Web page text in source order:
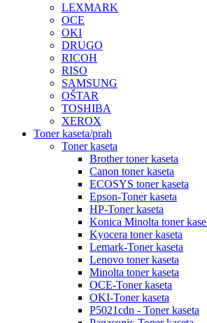
LEXMARK
OCE
OKI
DRUGO
RICOH
RISO
SAMSUNG
OŠTAR
TOSHIBA
XEROX
Toner kaseta/prah
Toner kaseta
Brother toner kaseta
Canon toner kaseta
ECOSYS toner kaseta
Epson-Toner kaseta
HP-Toner kaseta
Konica Minolta toner
Kyocera toner kaseta
Lemark-Toner kaseta
Lenovo toner kaseta
Minolta toner kaseta
OCE-Toner kaseta
OKI-Toner kaseta
P5021cdn - Toner kaseta